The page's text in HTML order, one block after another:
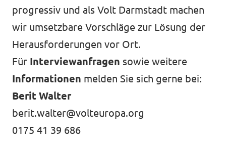
progressiv und als Volt Darmstadt machen
wir umsetzbare Vorschläge zur Lösung der
Herausforderungen vor Ort.
Für Interviewanfragen sowie weitere
Informationen melden Sie sich gerne bei:
Berit Walter
berit.walter@volteuropa.org
0175 41 39 686